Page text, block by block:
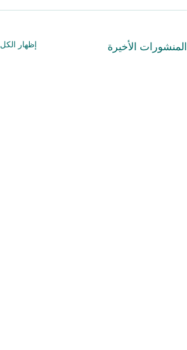
المنشورات الأخيرة إظهار الكل